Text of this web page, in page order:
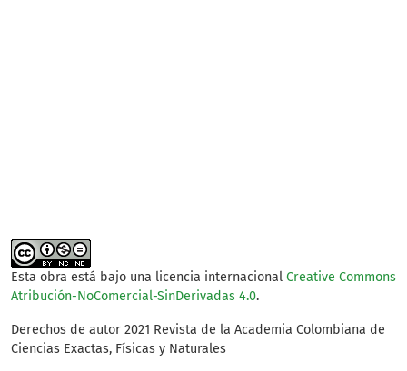
Esta obra está bajo una licencia internacional Creative Commons
Atribución-NoComercial-SinDerivadas 4.0.
Derechos de autor 2021 Revista de la Academia Colombiana de
Ciencias Exactas, Físicas y Naturales